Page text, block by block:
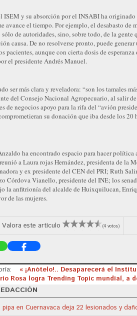
ISEM y su absorción por el INSABI ha
avance el tiempo. Por ejemplo, el desabasto de
de autoridades, sino, sobre todo, de la
causa. De no resolverse pronto, puede
pacientes, aunque con cierta dosis de
el presidente Andrés Manuel.
ser más clara y reveladora: “son los tamales
del Consejo Nacional Agropecuario, al salir
de negocios apoyo para la rifa del “avión
su donación que iba desde los
ha encontrado espacio para hacer política
a Laura rojas Hernández, presidenta de la
y ex presidente del CEN del PRI; Ruth
Córdova Vianello, presidente del INE; los
la anfitrionía del alcalde de Huixquilucan,
de las mujeres.
Valora este artículo (4 votos)
« ¡Anótelo!.. Desaparecerá el
Rosa logra Trending Topic mundial, a
en Cuernavaca deja 22 lesionados y